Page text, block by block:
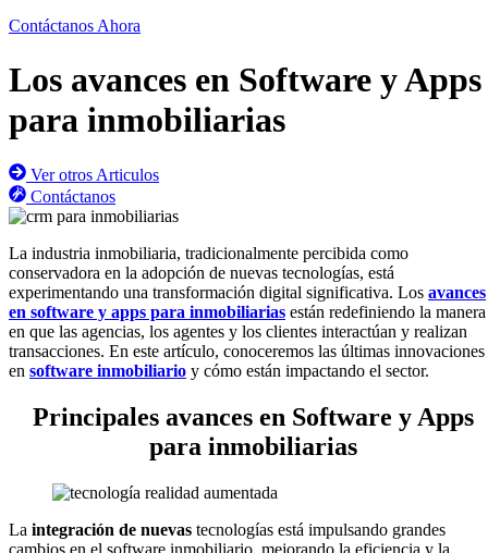
Contáctanos Ahora
Los avances en Software y Apps
para inmobiliarias
Ver otros Articulos
Contáctanos
La industria inmobiliaria, tradicionalmente percibida como
conservadora en la adopción de nuevas tecnologías, está
experimentando una transformación digital significativa. Los avances
en software y apps para inmobiliarias están redefiniendo la manera
en que las agencias, los agentes y los clientes interactúan y realizan
transacciones. En este artículo, conoceremos las últimas innovaciones
en software inmobiliario y cómo están impactando el sector.
Principales avances en Software y Apps
para inmobiliarias
La integración de nuevas tecnologías está impulsando grandes
cambios en el software inmobiliario, mejorando la eficiencia y la